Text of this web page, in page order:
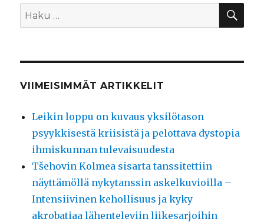
Etsi:
VIIMEISIMMÄT ARTIKKELIT
Leikin loppu on kuvaus yksilötason
psyykkisestä kriisistä ja pelottava dystopia
ihmiskunnan tulevaisuudesta
Tšehovin Kolmea sisarta tanssitettiin
näyttämöllä nykytanssin askelkuvioilla –
Intensiivinen kehollisuus ja kyky
akrobatiaa lähenteleviin liikesarjoihin